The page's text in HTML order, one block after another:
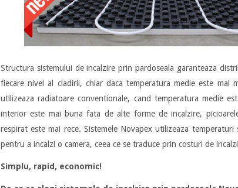
Structura sistemului de incalzire prin pardoseala garanteaza
fiecare nivel al cladirii, chiar daca temperatura medie este mai
utilizeaza radiatoare conventionale, cand temperatura medie
interior este mai buna fata de alte forme de incalzire,
respirat este mai rece. Sistemele Novapex utilizeaza temperaturi
pentru a incalzi o camera, ceea ce se traduce prin costuri de
Simplu, rapid, economic!